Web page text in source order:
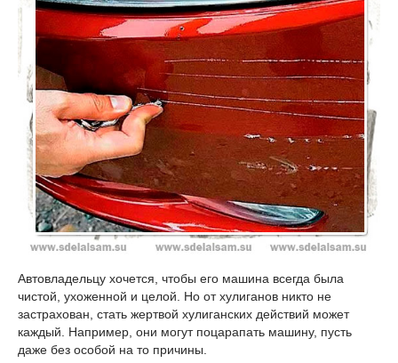
Автовладельцу хочется, чтобы его машина всегда была
чистой, ухоженной и целой. Но от хулиганов никто не
застрахован, стать жертвой хулиганских действий может
каждый. Например, они могут поцарапать машину, пусть
даже без особой на то причины.